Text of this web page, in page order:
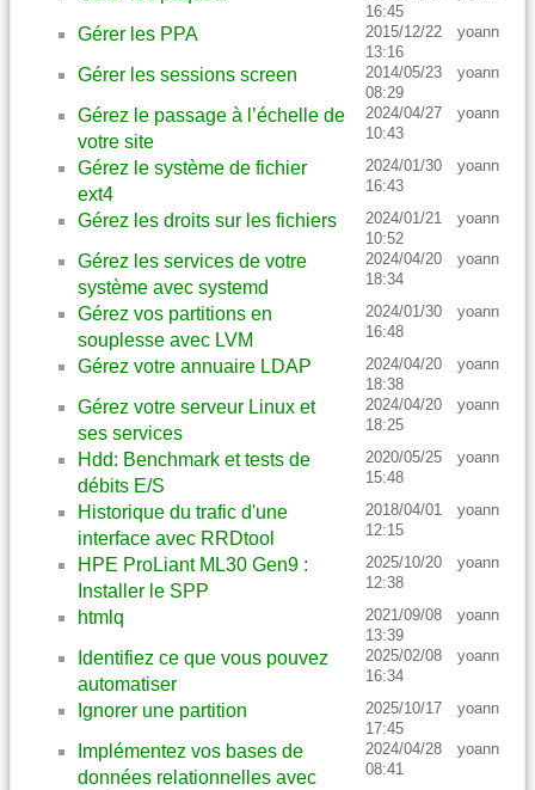
16:45
Gérer les PPA
2015/12/22
13:16
yoann
Gérer les sessions screen
2014/05/23
08:29
yoann
Gérez le passage à l’échelle de
votre site
2024/04/27
10:43
yoann
Gérez le système de fichier
ext4
2024/01/30
16:43
yoann
Gérez les droits sur les fichiers
2024/01/21
10:52
yoann
Gérez les services de votre
système avec systemd
2024/04/20
18:34
yoann
Gérez vos partitions en
souplesse avec LVM
2024/01/30
16:48
yoann
Gérez votre annuaire LDAP
2024/04/20
18:38
yoann
Gérez votre serveur Linux et
ses services
2024/04/20
18:25
yoann
Hdd: Benchmark et tests de
débits E/S
2020/05/25
15:48
yoann
Historique du trafic d'une
interface avec RRDtool
2018/04/01
12:15
yoann
HPE ProLiant ML30 Gen9 :
Installer le SPP
2025/10/20
12:38
yoann
htmlq
2021/09/08
13:39
yoann
Identifiez ce que vous pouvez
automatiser
2025/02/08
16:34
yoann
Ignorer une partition
2025/10/17
17:45
yoann
Implémentez vos bases de
données relationnelles avec
2024/04/28
08:41
yoann